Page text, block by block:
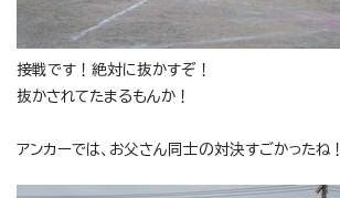
接戦です！絶対に抜かすぞ！
抜かされてたまるもんか！
アンカーでは、お父さん同士の対決すごかったね！